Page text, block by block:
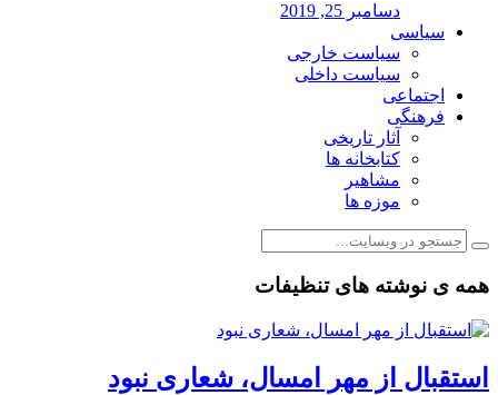
دسامبر 25, 2019
سیاسی
سیاست خارجی
سیاست داخلی
اجتماعی
فرهنگی
آثار تاریخی
کتابخانه ها
مشاهیر
موزه ها
همه ی نوشته های تنظیفات
استقبال از مهر امسال، شعاری نبود